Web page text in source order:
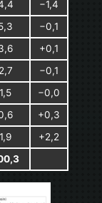
−1,4
−0,1
+0,1
2,7
−0,1
1,5
−0,0
+0,3
1,9
+2,2